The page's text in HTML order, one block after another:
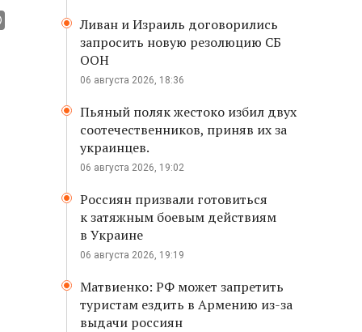
Ливан и Израиль договорились
запросить новую резолюцию СБ
ООН
06 августа 2026, 18:36
Пьяный поляк жестоко избил двух
соотечественников, приняв их за
украинцев.
06 августа 2026, 19:02
Россиян призвали готовиться
к затяжным боевым действиям
в Украине
06 августа 2026, 19:19
Матвиенко: РФ может запретить
туристам ездить в Армению из-за
выдачи россиян